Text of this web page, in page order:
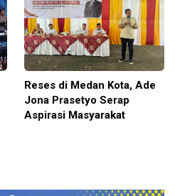
Reses di Medan Kota, Ade
Jona Prasetyo Serap
Aspirasi Masyarakat